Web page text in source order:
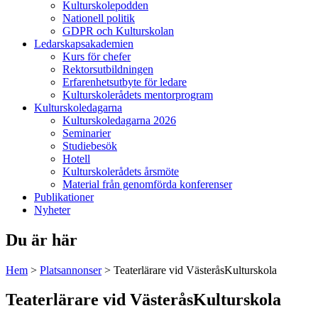
Kulturskolepodden
Nationell politik
GDPR och Kulturskolan
Ledarskapsakademien
Kurs för chefer
Rektorsutbildningen
Erfarenhetsutbyte för ledare
Kulturskolerådets mentorprogram
Kulturskoledagarna
Kulturskoledagarna 2026
Seminarier
Studiebesök
Hotell
Kulturskolerådets årsmöte
Material från genomförda konferenser
Publikationer
Nyheter
Du är här
Hem > Platsannonser> Teaterlärare vid VästeråsKulturskola
Teaterlärare vid VästeråsKulturskola